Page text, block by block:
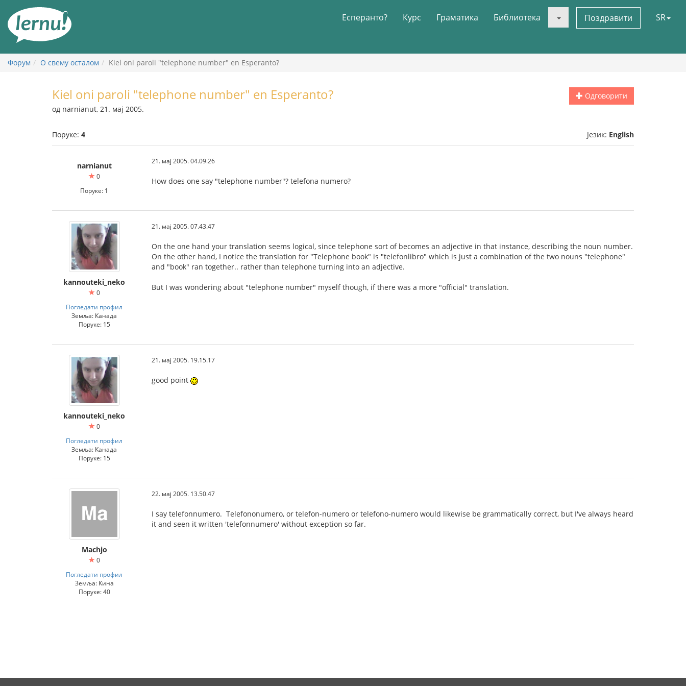
садржају
Есперанто? Курс Граматика Библиотека Поздравити SR
Форум О свему осталом Kiel oni paroli "telephone number" en Esperanto?
Одговорити
Kiel oni paroli "telephone number" en Esperanto?
од narnianut, 21. мај 2005.
Поруке: 4 Језик: English
narnianut
0
Поруке: 1
21. мај 2005. 04.09.26
How does one say "telephone number"? telefona numero?
kannouteki_neko
0
Погледати профил
Земља: Канада
Поруке: 15
21. мај 2005. 07.43.47
On the one hand your translation seems logical, since telephone sort of becomes an adjective in that instance, describing the noun number.
On the other hand, I notice the translation for "Telephone book" is "telefonlibro" which is just a combination of the two nouns "telephone"
and "book" ran together.. rather than telephone turning into an adjective.
But I was wondering about "telephone number" myself though, if there was a more "official" translation.
kannouteki_neko
0
Погледати профил
Земља: Канада
Поруке: 15
21. мај 2005. 19.15.17
good point
Machjo
0
Погледати профил
Земља: Кина
Поруке: 40
22. мај 2005. 13.50.47
I say telefonnumero. Telefononumero, or telefon-numero or telefono-numero would likewise be grammatically correct, but I've always heard
it and seen it written 'telefonnumero' without exception so far.